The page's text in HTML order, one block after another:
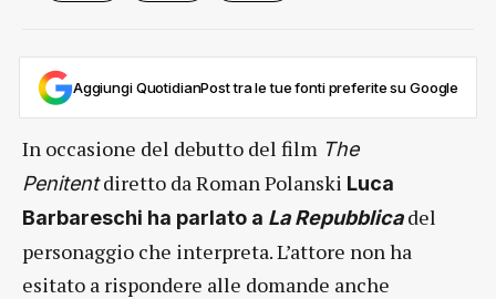
Aggiungi QuotidianPost tra le tue fonti preferite su Google
In occasione del debutto del film The
Penitentdiretto da Roman Polanski Luca
Barbareschi ha parlato a La Repubblicadel
personaggio che interpreta. L’attore non ha
esitato a rispondere alle domande anche